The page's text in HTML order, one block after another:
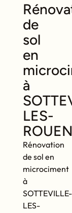
de
sol
en
à
LES-
ROUEN
Rénovation
de sol en
microciment
à
SOTTEVILLE-
LES-